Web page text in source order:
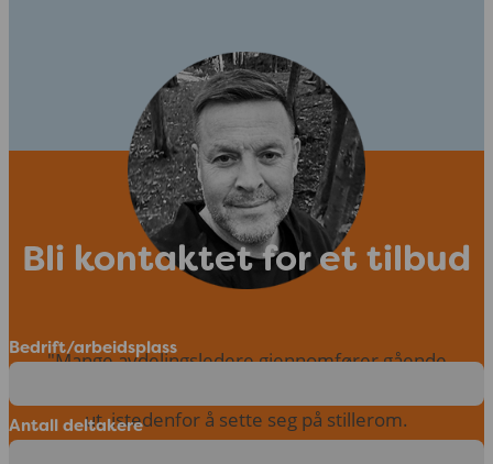
"Mange avdelingsledere gjennomfører gående
ut, istedenfor å sette seg på stillerom.
Alle kan jo være med, også de som er litt stillesittende
Bli kontaktet for et tilbud
Bedrift/arbeidsplass
Antall deltakere